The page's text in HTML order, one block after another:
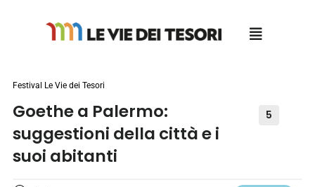
Festival Le Vie dei Tesori
Goethe a Palermo:
suggestioni della città e i
suoi abitanti
5